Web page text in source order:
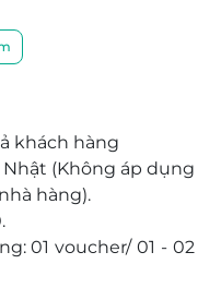
dạng, gồm nhiều
bò, món bò viên,
cùng đồ ăn thơm
nhân viên vô cùng
chu đáo với khách
khách hàng
Nhật (Không áp dụng
hàng).
01 voucher/ 01 - 02